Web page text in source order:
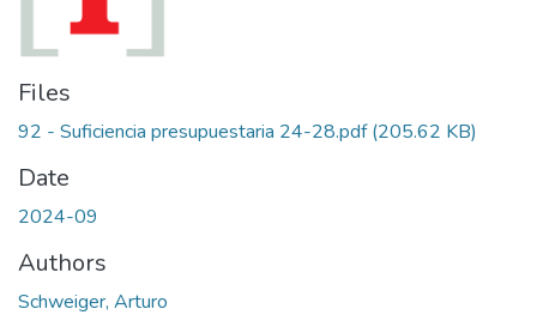
Files
92 - Suficiencia presupuestaria 24-28.pdf(205.62 KB)
Date
2024-09
Authors
Schweiger, Arturo